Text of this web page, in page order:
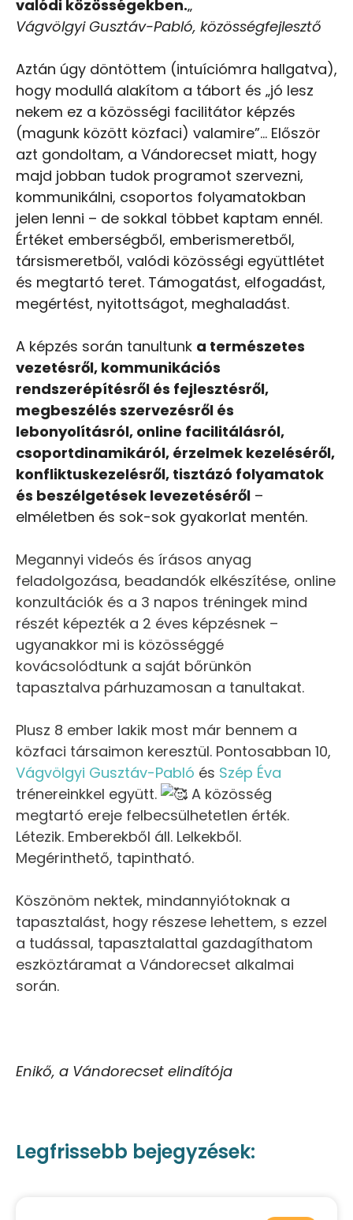
valódi közösségekben.„
Vágvölgyi Gusztáv-Pabló, közösségfejlesztő
Aztán úgy döntöttem (intuíciómra hallgatva),
hogy modullá alakítom a tábort és „jó lesz
nekem ez a közösségi facilitátor képzés
(magunk között közfaci) valamire”… Először
azt gondoltam, a Vándorecset miatt, hogy
majd jobban tudok programot szervezni,
kommunikálni, csoportos folyamatokban
jelen lenni – de sokkal többet kaptam ennél.
Értéket emberségből, emberismeretből,
társismeretből, valódi közösségi együttlétet
és megtartó teret. Támogatást, elfogadást,
megértést, nyitottságot, meghaladást.
A képzés során tanultunk a természetes
vezetésről, kommunikációs
rendszerépítésről és fejlesztésről,
megbeszélés szervezésről és
lebonyolításról, online facilitálásról,
csoportdinamikáról, érzelmek kezeléséről,
konfliktuskezelésről, tisztázó folyamatok
és beszélgetések levezetéséről –
elméletben és sok-sok gyakorlat mentén.
Megannyi videós és írásos anyag
feladolgozása, beadandók elkészítése, online
konzultációk és a 3 napos tréningek mind
részét képezték a 2 éves képzésnek –
ugyanakkor mi is közösséggé
kovácsolódtunk a saját bőrünkön
tapasztalva párhuzamosan a tanultakat.
Plusz 8 ember lakik most már bennem a
közfaci társaimon keresztül. Pontosabban 10,
Vágvölgyi Gusztáv-Pabló és Szép Éva
trénereinkkel együtt.
A közösség
megtartó ereje felbecsülhetetlen érték.
Létezik. Emberekből áll. Lelkekből.
Megérinthető, tapintható.
Köszönöm nektek, mindannyiótoknak a
tapasztalást, hogy részese lehettem, s ezzel
a tudással, tapasztalattal gazdagíthatom
eszköztáramat a Vándorecset alkalmai
során.
Enikő, a Vándorecset elindítója
Legfrissebb bejegyzések: